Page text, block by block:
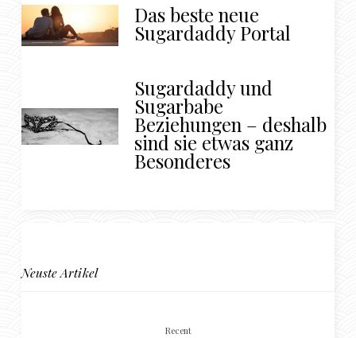
Das beste neue
Sugardaddy Portal
Sugardaddy und
Sugarbabe
Beziehungen – deshalb
sind sie etwas ganz
Besonderes
Neuste Artikel
Recent